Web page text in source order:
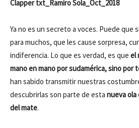
Clapper txt_Ramiro Sola_Oct_2018
Ya no es un secreto a voces. Puede que
para muchos, que les cause sorpresa,
indiferencia. Lo que es verdad, es que el
mano en mano por sudamérica, sino por
han sabido transmitir nuestras
descubrirlas son parte de esta nueva
del mate.